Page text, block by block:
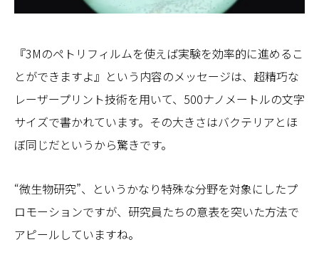
『3Mのペトリフィルムを使えば実験を効率的に進めるこ
とができますよ』という内容のメッセージは、超精巧な
レーザープリント技術を用いて、500ナノメートルの文字
サイズで書かれています。その大きさはバクテリアとほ
ぼ同じだというから驚きです。
“微生物研究”、というかなり特殊な分野を対象にしたプ
ロモーションですが、研究員たちの意表を突いた方法で
アピールしていますね。